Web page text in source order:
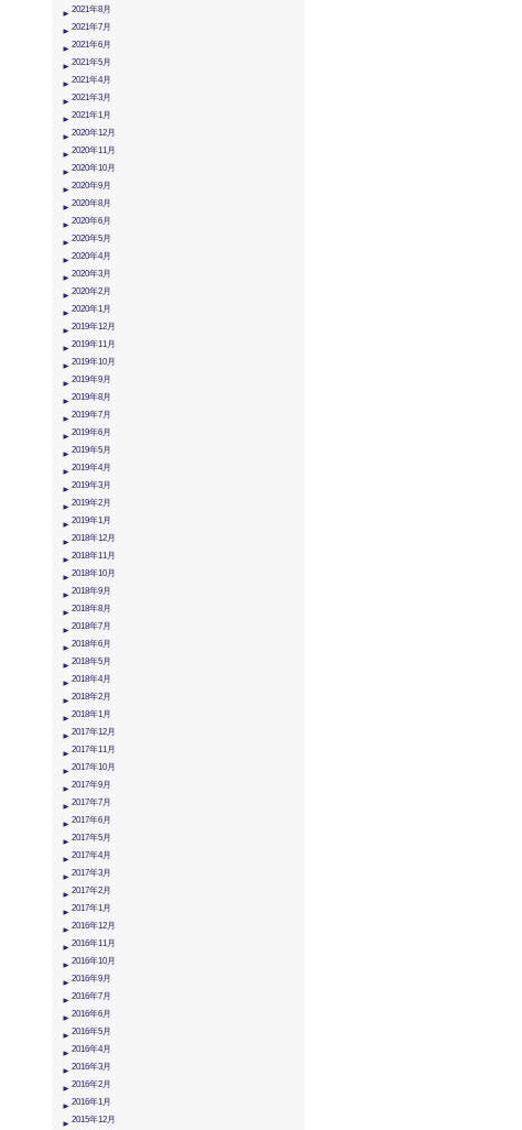
2021年8月
2021年7月
2021年6月
2021年5月
2021年4月
2021年3月
2021年1月
2020年12月
2020年11月
2020年10月
2020年9月
2020年8月
2020年6月
2020年5月
2020年4月
2020年3月
2020年2月
2020年1月
2019年12月
2019年11月
2019年10月
2019年9月
2019年8月
2019年7月
2019年6月
2019年5月
2019年4月
2019年3月
2019年2月
2019年1月
2018年12月
2018年11月
2018年10月
2018年9月
2018年8月
2018年7月
2018年6月
2018年5月
2018年4月
2018年2月
2018年1月
2017年12月
2017年11月
2017年10月
2017年9月
2017年7月
2017年6月
2017年5月
2017年4月
2017年3月
2017年2月
2017年1月
2016年12月
2016年11月
2016年10月
2016年9月
2016年7月
2016年6月
2016年5月
2016年4月
2016年3月
2016年2月
2016年1月
2015年12月